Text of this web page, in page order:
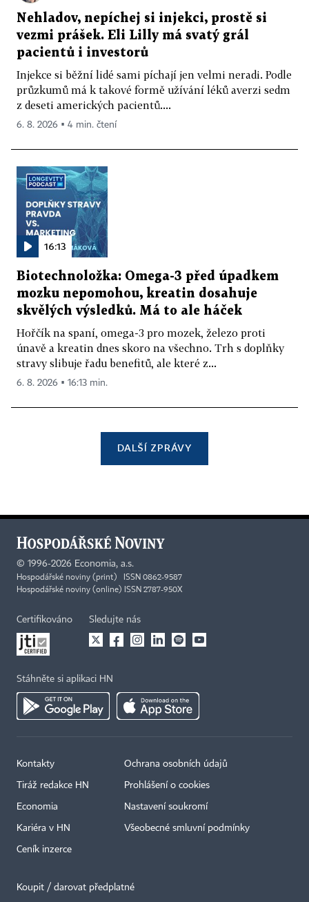
Nehladov, nepíchej si injekci, prostě si
vezmi prášek. Eli Lilly má svatý grál
pacientů i investorů
Injekce si běžní lidé sami píchají jen velmi neradi. Podle
průzkumů má k takové formě užívání léků averzi sedm
z deseti amerických pacientů....
6. 8. 2026 ▪ 4 min. čtení
16:13
Biotechnoložka: Omega-3 před úpadkem
mozku nepomohou, kreatin dosahuje
skvělých výsledků. Má to ale háček
Hořčík na spaní, omega-3 pro mozek, železo proti
únavě a kreatin dnes skoro na všechno. Trh s doplňky
stravy slibuje řadu benefitů, ale které z...
6. 8. 2026 ▪ 16:13 min.
DALŠÍ ZPRÁVY
© 1996-2026 Economia, a.s.
Hospodářské noviny (print) ISSN 0862-9587
Hospodářské noviny (online) ISSN 2787-950X
Certifikováno Sledujte nás
Stáhněte si aplikaci HN
Kontakty
Tiráž redakce HN
Economia
Kariéra v HN
Ceník inzerce
Ochrana osobních údajů
Prohlášení o cookies
Nastavení soukromí
Všeobecné smluvní podmínky
Koupit / darovat předplatné